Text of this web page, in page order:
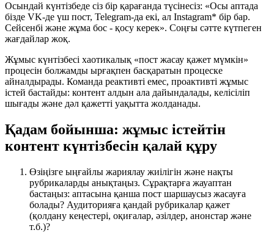
Осындай күнтізбеде сіз бір қарағанда түсінесіз: «Осы аптада
бізде VK-де үш пост, Telegram-да екі, ал Instagram* бір бар.
Сейсенбі және жұма бос - қосу керек». Соңғы сәтте күтпеген
жағдайлар жоқ.
Жұмыс күнтізбесі хаотикалық «пост жасау қажет мүмкін»
процесін болжамды ырғақпен басқаратын процеске
айналдырады. Команда реактивті емес, проактивті жұмыс
істей бастайды: контент алдын ала дайындалады, келісіліп
шығады және дәл қажетті уақытта жолданады.
Қадам бойынша: жұмыс істейтін
контент күнтізбесін қалай құру
Өзіңізге ыңғайлы жариялау жиілігін және нақты
рубрикаларды анықтаңыз. Сұрақтарға жауаптан
бастаңыз: аптасына қанша пост шаршаусыз жасауға
болады? Аудиторияға қандай рубрикалар қажет
(қолдану кеңестері, оқиғалар, әзілдер, анонстар және
т.б.)?